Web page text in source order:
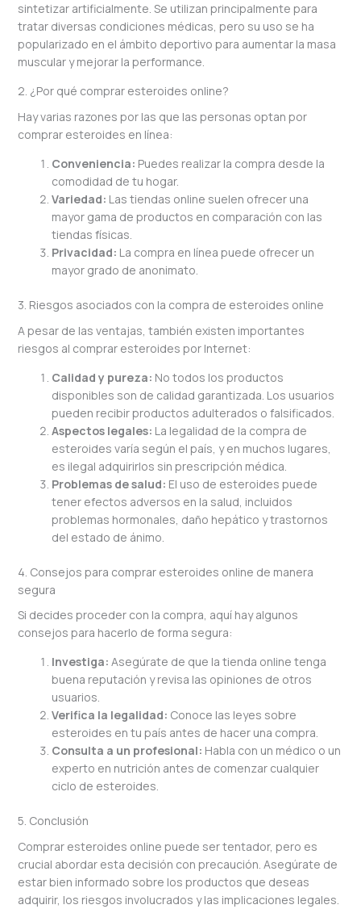
sintetizar artificialmente. Se utilizan principalmente para
tratar diversas condiciones médicas, pero su uso se ha
popularizado en el ámbito deportivo para aumentar la masa
muscular y mejorar la performance.
2. ¿Por qué comprar esteroides online?
Hay varias razones por las que las personas optan por
comprar esteroides en línea:
Conveniencia: Puedes realizar la compra desde la
comodidad de tu hogar.
Variedad: Las tiendas online suelen ofrecer una
mayor gama de productos en comparación con las
tiendas físicas.
Privacidad: La compra en línea puede ofrecer un
mayor grado de anonimato.
3. Riesgos asociados con la compra de esteroides online
A pesar de las ventajas, también existen importantes
riesgos al comprar esteroides por Internet:
Calidad y pureza: No todos los productos
disponibles son de calidad garantizada. Los usuarios
pueden recibir productos adulterados o falsificados.
Aspectos legales: La legalidad de la compra de
esteroides varía según el país, y en muchos lugares,
es ilegal adquirirlos sin prescripción médica.
Problemas de salud: El uso de esteroides puede
tener efectos adversos en la salud, incluidos
problemas hormonales, daño hepático y trastornos
del estado de ánimo.
4. Consejos para comprar esteroides online de manera
segura
Si decides proceder con la compra, aquí hay algunos
consejos para hacerlo de forma segura:
Investiga: Asegúrate de que la tienda online tenga
buena reputación y revisa las opiniones de otros
usuarios.
Verifica la legalidad: Conoce las leyes sobre
esteroides en tu país antes de hacer una compra.
Consulta a un profesional: Habla con un médico o un
experto en nutrición antes de comenzar cualquier
ciclo de esteroides.
5. Conclusión
Comprar esteroides online puede ser tentador, pero es
crucial abordar esta decisión con precaución. Asegúrate de
estar bien informado sobre los productos que deseas
adquirir, los riesgos involucrados y las implicaciones legales.